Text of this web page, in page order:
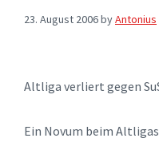
23. August 2006byAntonius
Altliga verliert gegen
Ein Novum beim